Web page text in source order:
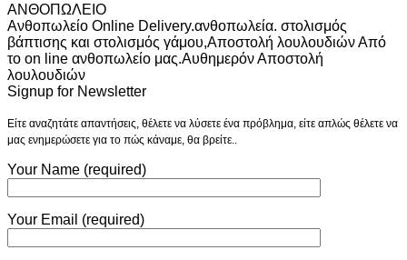
ΑΝΘΟΠΩΛΕΙΟ
Ανθοπωλείο Online Delivery.ανθοπωλεία. στολισμός
βάπτισης και στολισμός γάμου,Αποστολή λουλουδιών Από
το on line ανθοπωλείο μας.Αυθημερόν Αποστολή
λουλουδιών
Signup for Newsletter
Είτε αναζητάτε απαντήσεις, θέλετε να λύσετε ένα πρόβλημα, είτε απλώς θέλετε να
μας ενημερώσετε για το πώς κάναμε, θα βρείτε..
Your Name (required)
Your Email (required)